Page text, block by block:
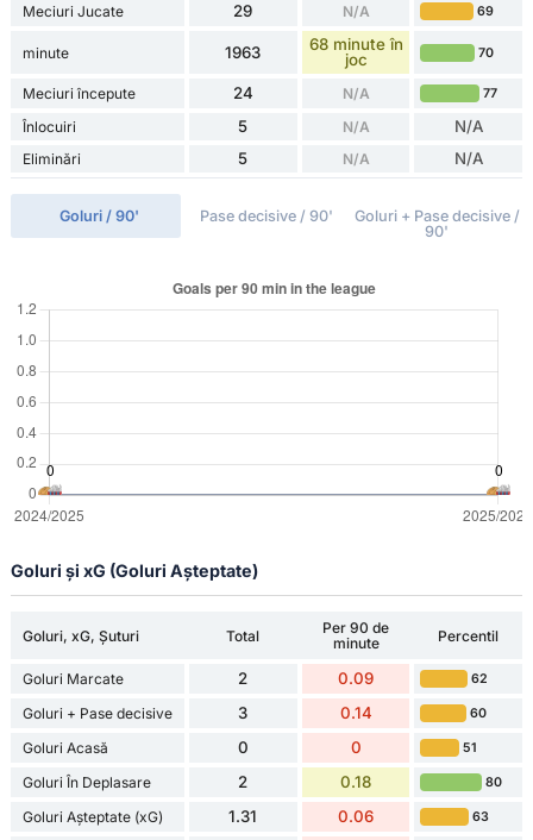
Meciuri Jucate 29 N/A 69
minute 1963
68 minute în
joc
70
Meciuri începute 24 N/A 77
Înlocuiri 5 N/A N/A
Eliminări 5 N/A N/A
Goluri / 90' Pase decisive / 90'
Goluri + Pase decisive /
90'
Goluri și xG (Goluri Așteptate)
Goluri, xG, Șuturi Total
Per 90 de
minute
Percentil
Goluri Marcate 2 0.09 62
Goluri + Pase decisive 3 0.14 60
Goluri Acasă 0 0 51
Goluri În Deplasare 2 0.18 80
Goluri Așteptate (xG) 1.31 0.06 63